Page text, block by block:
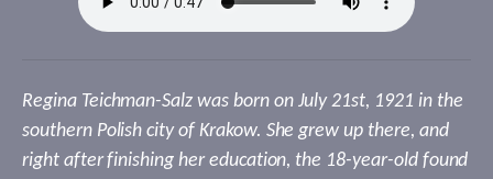
Regina Teichman-Salz was born on July 21st, 1921 in the
southern Polish city of Krakow. She grew up there, and
right after finishing her education, the 18-year-old found